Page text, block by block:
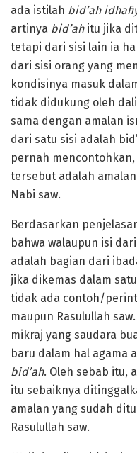
ada istilah bid’ah
artinya bid’ahitu jika
tetapi dari sisi lain ia
dari sisi orang yang
kondisinya masuk
tidak didukung oleh
sama dengan amalan
dari satu sisi adalah
pernah
tersebut adalah
Nabi saw.
Berdasarkan
bahwa walaupun isi
adalah bagian dari
jika dikemas dalam
tidak ada contoh/
maupun Rasulullah
mikraj yang saudara
baru dalam hal agama
bid’ah. Oleh sebab itu,
itu sebaiknya
amalan yang sudah
Rasulullah saw.